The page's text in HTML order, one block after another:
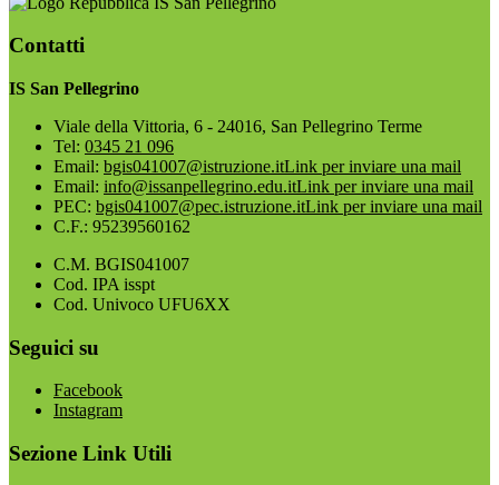
Contatti
IS San Pellegrino
Viale della Vittoria, 6 - 24016, San Pellegrino Terme
Tel: 0345 21 096
Email: bgis041007@istruzione.itLink per inviare una mail
Email: info@issanpellegrino.edu.itLink per inviare una mail
PEC: bgis041007@pec.istruzione.itLink per inviare una mail
C.F.: 95239560162
C.M. BGIS041007
Cod. IPA isspt
Cod. Univoco UFU6XX
Seguici su
Facebook
Instagram
Sezione Link Utili